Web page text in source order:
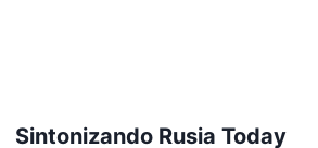
Sintonizando Rusia Today